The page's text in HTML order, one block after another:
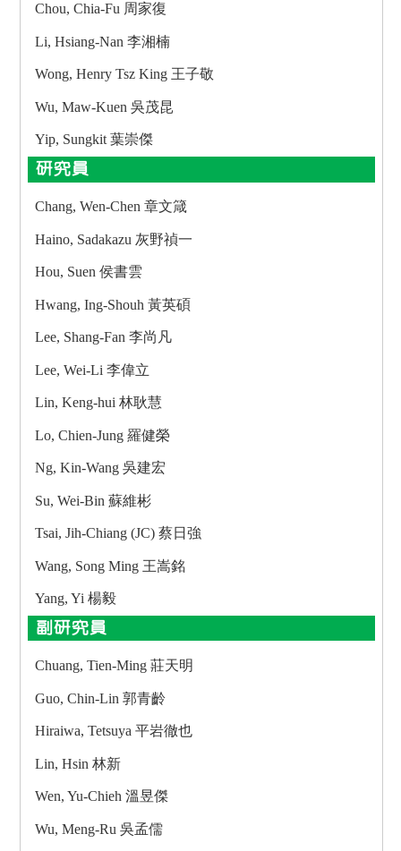
Chou, Chia-Fu 周家復
Li, Hsiang-Nan 李湘楠
Wong, Henry Tsz King 王子敬
Wu, Maw-Kuen 吳茂昆
Yip, Sungkit 葉崇傑
研究員
Chang, Wen-Chen 章文箴
Haino, Sadakazu 灰野禎一
Hou, Suen 侯書雲
Hwang, Ing-Shouh 黃英碩
Lee, Shang-Fan 李尚凡
Lee, Wei-Li 李偉立
Lin, Keng-hui 林耿慧
Lo, Chien-Jung 羅健榮
Ng, Kin-Wang 吳建宏
Su, Wei-Bin 蘇維彬
Tsai, Jih-Chiang (JC) 蔡日強
Wang, Song Ming 王嵩銘
Yang, Yi 楊毅
副研究員
Chuang, Tien-Ming 莊天明
Guo, Chin-Lin 郭青齡
Hiraiwa, Tetsuya 平岩徹也
Lin, Hsin 林新
Wen, Yu-Chieh 溫昱傑
Wu, Meng-Ru 吳孟儒